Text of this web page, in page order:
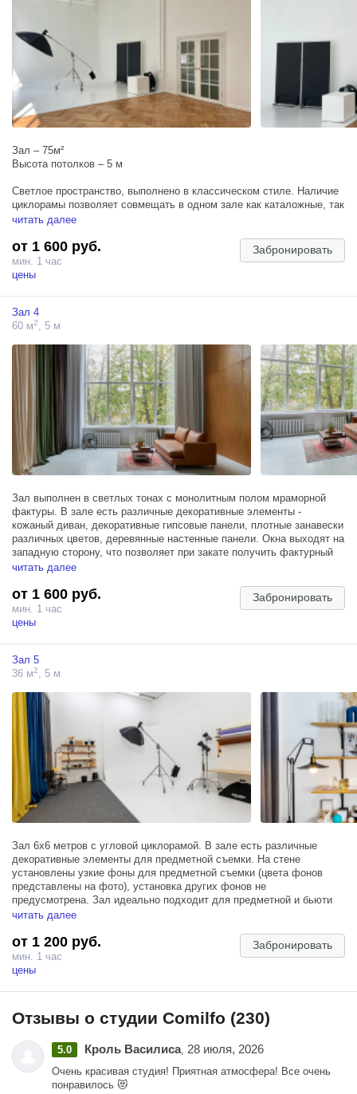
Зал – 75м²
Высота потолков – 5 м
Cветлое пространство, выполнено в классическом стиле. Наличие
циклорамы позволяет совмещать в одном зале как каталожные, так
и интерьерные съемки. В зале паркетный пол и дизайнерская
выходят на западную сторону, что позволяет при закате получить
фактурный солнечный свет.
читать далее
от 1 600 руб.
мин. 1 час
цены
Забронировать
Зал 4
60 м2 , 5 м
Зал выполнен в светлых тонах с монолитным полом мраморной
фактуры. В зале есть различные декоративные элементы -
кожаный диван, декоративные гипсовые панели, плотные занавески
различных цветов, деревянные настенные панели. Окна выходят на
западную сторону, что позволяет при закате получить фактурный
солнечный свет.
читать далее
от 1 600 руб.
мин. 1 час
цены
Забронировать
Зал 5
36 м2 , 5 м
Зал 6х6 метров с угловой циклорамой. В зале есть различные
декоративные элементы для предметной съемки. На стене
установлены узкие фоны для предметной съемки (цвета фонов
представлены на фото), установка других фонов не
предусмотрена. Зал идеально подходит для предметной и бьюти
съемки.
Большой выбор профессионального оборудования.
читать далее
от 1 200 руб.
мин. 1 час
цены
Забронировать
Отзывы о студии Comilfo (230)
5.0 Кроль Василиса, 28 июля, 2026
Очень красивая студия! Приятная атмосфера! Все очень
понравилось 😻